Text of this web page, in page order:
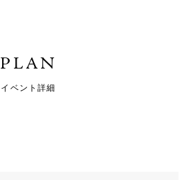
PLAN
イベント詳細